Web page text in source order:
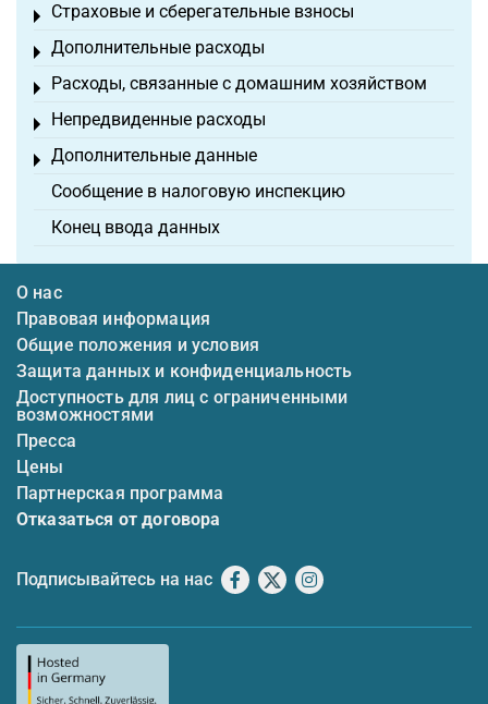
Страховые и сберегательные взносы
Toggle menu
Дополнительные расходы
Toggle menu
Расходы, связанные с домашним хозяйством
Toggle menu
Непредвиденные расходы
Toggle menu
Дополнительные данные
Toggle menu
Сообщение в налоговую инспекцию
Конец ввода данных
О нас
Правовая информация
Общие положения и условия
Защита данных и конфиденциальность
Доступность для лиц с ограниченными
возможностями
Пресса
Цены
Партнерская программа
Отказаться от договора
Подписывайтесь на нас Facebook
X Instagram